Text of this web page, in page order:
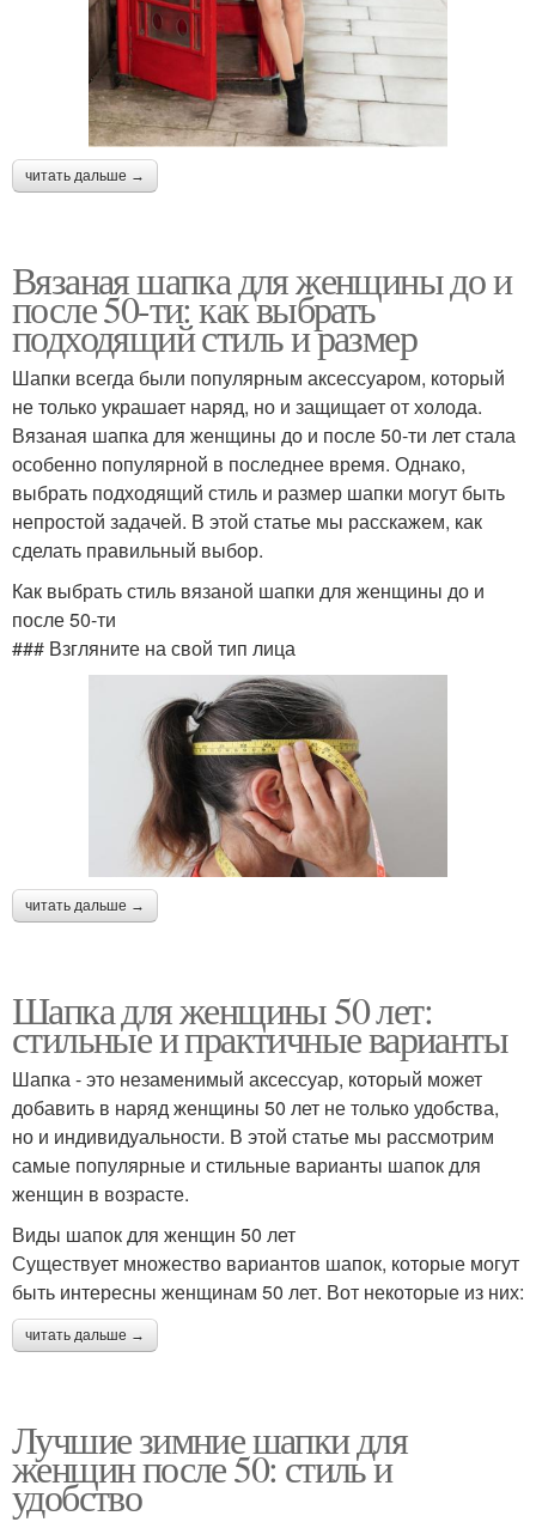
читать дальше →
Вязаная шапка для женщины до и
после 50-ти: как выбрать
подходящий стиль и размер
Шапки всегда были популярным аксессуаром, который
не только украшает наряд, но и защищает от холода.
Вязаная шапка для женщины до и после 50-ти лет стала
особенно популярной в последнее время. Однако,
выбрать подходящий стиль и размер шапки могут быть
непростой задачей. В этой статье мы расскажем, как
сделать правильный выбор.
Как выбрать стиль вязаной шапки для женщины до и
после 50-ти
### Взгляните на свой тип лица
читать дальше →
Шапка для женщины 50 лет:
стильные и практичные варианты
Шапка - это незаменимый аксессуар, который может
добавить в наряд женщины 50 лет не только удобства,
но и индивидуальности. В этой статье мы рассмотрим
самые популярные и стильные варианты шапок для
женщин в возрасте.
Виды шапок для женщин 50 лет
Существует множество вариантов шапок, которые могут
быть интересны женщинам 50 лет. Вот некоторые из них:
читать дальше →
Лучшие зимние шапки для
женщин после 50: стиль и
удобство